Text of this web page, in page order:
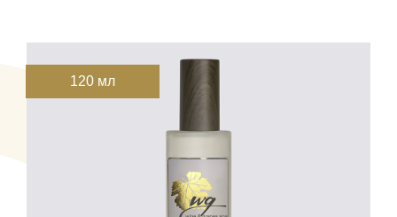
120 мл